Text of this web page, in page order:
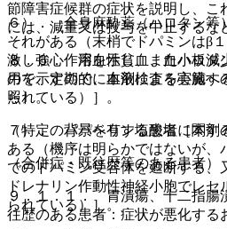
６）． 全身麻酔薬（ハロタン等
それがある（末梢でドパミンはβ
激し強心作用を示し、またハロタ
用を示すので、本剤による心臓へ
られている）］。
７）． パパベリン塩酸塩［本剤
ある（機序は明らかではないが、
でのドパミン受容体を遮断する、
ドレナリン作動性神経小胞でレ
られている）］。
節障害症候群の症状を説明し、こ
には、減量又は投与を中止するな
８．６． 溶血性貧血、血小板減
ので、定期的に血液検査を実施す
照〕。
（特定の背景を有する患者に関す
（合併症・既往歴等のある患者）
９．１．１． 胃潰瘍、十二指腸
往歴のある患者：症状が悪化する